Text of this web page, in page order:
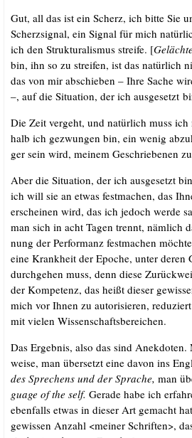
Gut, all das ist ein Scherz, ich bit­te Sie
Scherz­si­gnal, ein Signal für mich
ich den Struk­tu­ra­lis­mus strei­fe. [
bin, ihn so zu strei­fen, ist das natür­lich
das von mir abschie­ben – Ihre Sache
–, auf die Situa­ti­on, der ich aus­ge­setzt
Die Zeit ver­geht, und natür­lich muss
halb ich gezwun­gen bin, ein wenig
ger sein wird, mei­nem Geschrie­be­nen
Aber die Situa­ti­on, der ich aus­ge­setzt
ich will sie an etwas fest­ma­chen, das
erschei­nen wird, das ich jedoch wer­de
man sich in acht Tagen trennt, näm­lich
nung der Per­for­manz fest­ma­chen
eine Krank­heit der Epo­che, unter
durch­ge­hen muss, denn die­se
der Kom­pe­tenz, das heißt die­ser
mich vor Ihnen zu auto­ri­sie­ren,
mit vie­len Wissenschaftsbereichen.
Das Ergeb­nis, also das sind Anek­do­ten.
wei­se, man über­setzt eine davon ins
des Spre­chens und der Spra­che, man
guage of the self. Gera­de habe ich
eben­falls etwas in die­ser Art gemacht
gewis­sen Anzahl <mei­ner Schrif­ten>,